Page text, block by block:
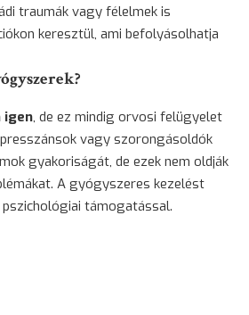
traumák vagy félelmek is
keresztül, ami befolyásolhatja
igen, de ez mindig orvosi felügyelet
vagy szorongásoldók
gyakoriságát, de ezek nem oldják
A gyógyszeres kezelést
támogatással.